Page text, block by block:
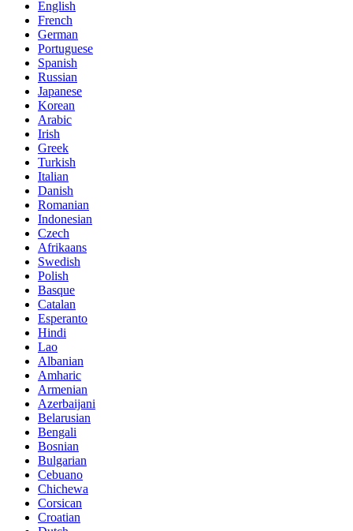
English
French
German
Portuguese
Spanish
Russian
Japanese
Korean
Arabic
Irish
Greek
Turkish
Italian
Danish
Romanian
Indonesian
Czech
Afrikaans
Swedish
Polish
Basque
Catalan
Esperanto
Hindi
Lao
Albanian
Amharic
Armenian
Azerbaijani
Belarusian
Bengali
Bosnian
Bulgarian
Cebuano
Chichewa
Corsican
Croatian